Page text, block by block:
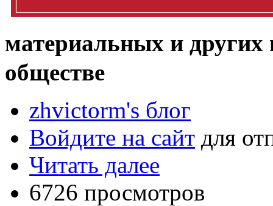
материальных и
обществе
zhvictorm's блог
Войдите на сайт для
Читать далее
6726 просмотров